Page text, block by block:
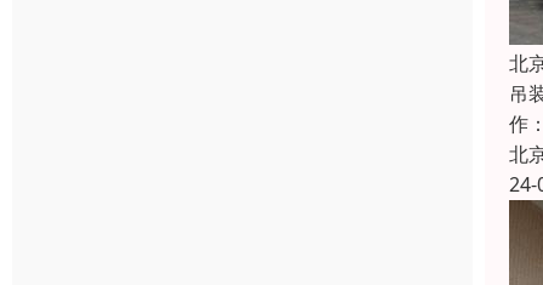
北
吊
作
北
24-